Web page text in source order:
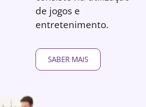
de jogos e
entretenimento.
SABER MAIS